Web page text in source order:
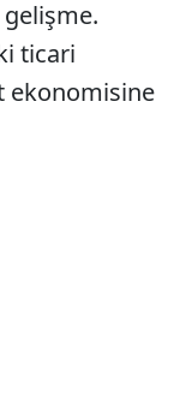
gelişme.
ticari
ekonomisine